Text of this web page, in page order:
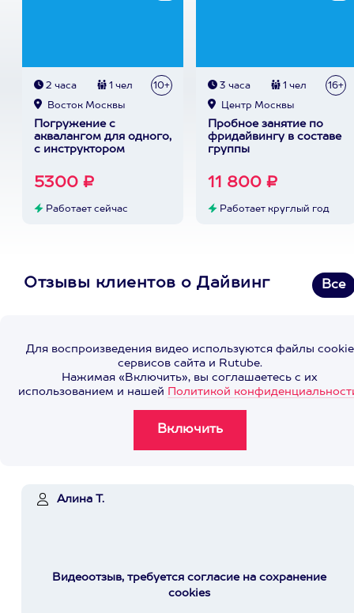
2 часа 1 чел 10+
Восток Москвы
Погружение с
аквалангом для одного,
с инструктором
5300 ₽
Работает сейчас
3 часа 1 чел 16+
Центр Москвы
Пробное занятие по
фридайвингу в составе
группы
11 800 ₽
Работает круглый год
Отзывы клиентов о Дайвинг Все
Для воспроизведения видео используются файлы cookie
сервисов сайта и Rutube.
Нажимая «Включить», вы соглашаетесь с их
использованием и нашей Политикой
Алина Т.
Видеоотзыв, требуется согласие на сохранение
cookies